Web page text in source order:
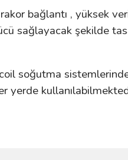
bağlantı , yüksek
sağlayacak şekilde
soğutma
yerde